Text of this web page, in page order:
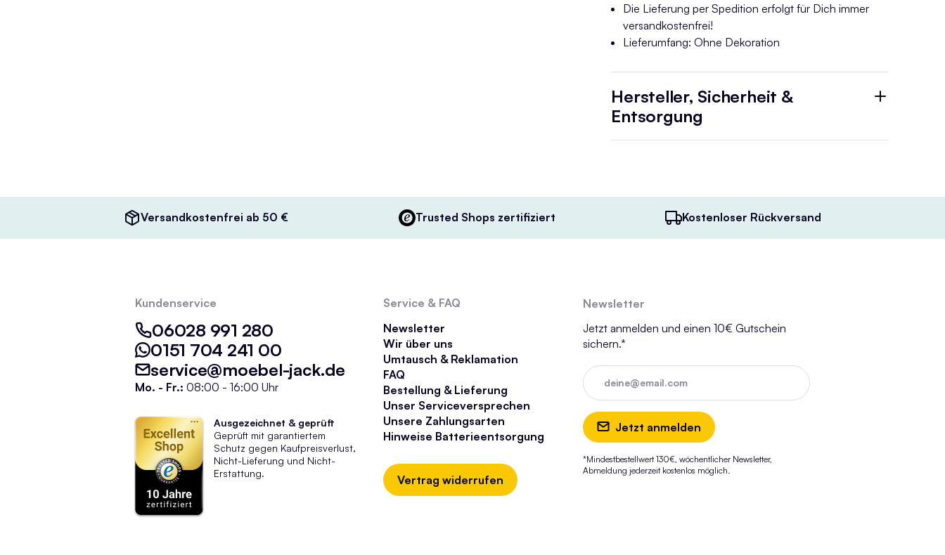
Die Lieferung per Spedition erfolgt für Dich immer
versandkostenfrei!
Lieferumfang: Ohne Dekoration
Hersteller, Sicherheit &
Entsorgung
Versandkostenfrei ab 50 € Trusted Shops zertifiziert Kostenloser Rückversand
Newsletter
Jetzt anmelden und einen 10€ Gutschein
sichern.*
deine@email.com
Jetzt anmelden
*Mindestbestellwert 130€, wöchentlicher Newsletter,
Abmeldung jederzeit kostenlos möglich.
Kundenservice
06028 991 280
0151 704 241 00
service@moebel-jack.de
Mo. - Fr.: 08:00 - 16:00 Uhr
Ausgezeichnet & geprüft
Geprüft mit garantiertem
Schutz gegen Kaufpreisverlust,
Nicht-Lieferung und Nicht-
Erstattung.
Vertrag widerrufen
Service & FAQ
Newsletter
Wir über uns
Umtausch & Reklamation
FAQ
Bestellung & Lieferung
Unser Serviceversprechen
Unsere Zahlungsarten
Hinweise Batterieentsorgung